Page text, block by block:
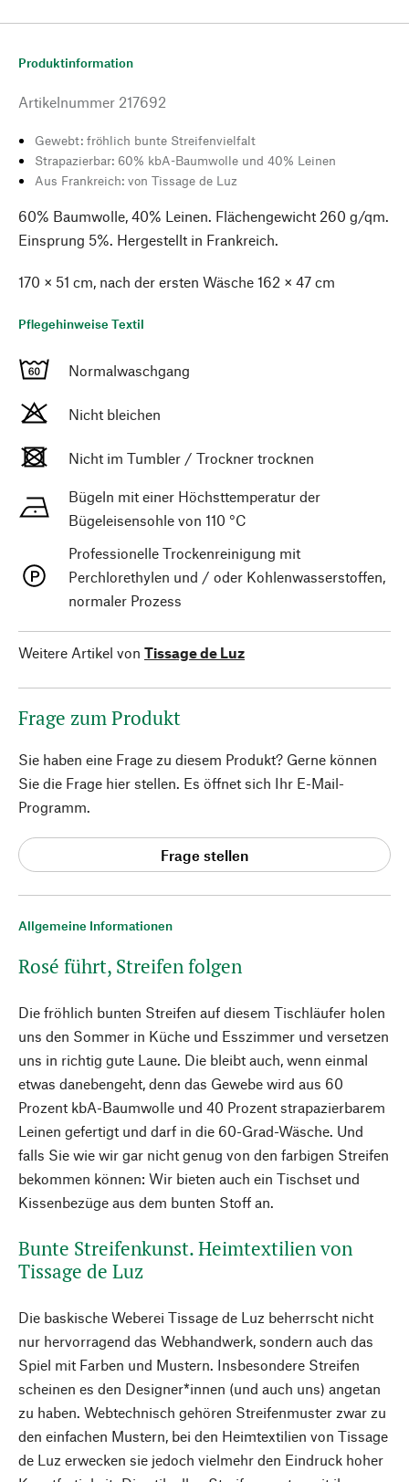
Allgemeine Informationen
Rosé führt, Streifen folgen
Die fröhlich bunten Streifen auf diesem Tischläufer holen
uns den Sommer in Küche und Esszimmer und versetzen
uns in richtig gute Laune. Die bleibt auch, wenn einmal
etwas danebengeht, denn das Gewebe wird aus 60
Prozent kbA-Baumwolle und 40 Prozent strapazierbarem
Leinen gefertigt und darf in die 60-Grad-Wäsche. Und
falls Sie wie wir gar nicht genug von den farbigen Streifen
bekommen können: Wir bieten auch ein Tischset und
Kissenbezüge aus dem bunten Stoff an.
Bunte Streifenkunst. Heimtextilien von
Tissage de Luz
Die baskische Weberei Tissage de Luz beherrscht nicht
nur hervorragend das Webhandwerk, sondern auch das
Spiel mit Farben und Mustern. Insbesondere Streifen
scheinen es den Designer*innen (und auch uns) angetan
zu haben. Webtechnisch gehören Streifenmuster zwar zu
den einfachen Mustern, bei den Heimtextilien von Tissage
de Luz erwecken sie jedoch vielmehr den Eindruck hoher
Produktinformation
Artikelnummer 217692
Gewebt: fröhlich bunte Streifenvielfalt
Strapazierbar: 60% kbA-Baumwolle und 40% Leinen
Aus Frankreich: von Tissage de Luz
60% Baumwolle, 40% Leinen. Flächengewicht 260 g/qm.
Einsprung 5%. Hergestellt in Frankreich.
170 × 51 cm, nach der ersten Wäsche 162 × 47 cm
Pflegehinweise Textil
Normalwaschgang
Nicht bleichen
Nicht im Tumbler / Trockner trocknen
Bügeln mit einer Höchsttemperatur der
Bügeleisensohle von 110 °C
Professionelle Trockenreinigung mit
Perchlorethylen und / oder Kohlenwasserstoffen,
normaler Prozess
Weitere Artikel von Tissage de Luz
Frage zum Produkt
Sie haben eine Frage zu diesem Produkt? Gerne können
Sie die Frage hier stellen. Es öffnet sich Ihr E-Mail-
Programm.
Frage stellen